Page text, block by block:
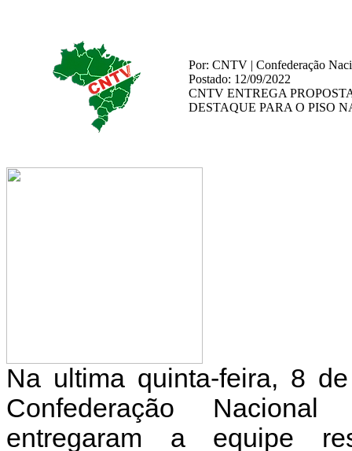
Por: CNTV | Confederação
Postado: 12/09/2022
CNTV ENTREGA
DESTAQUE PARA O PISO
Na ultima quinta-feira, 8
Confederação
entregaram a equipe